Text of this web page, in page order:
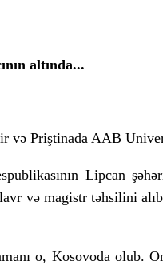
altında...
və Priştinada AAB
Lipcan
və magistr təhsilini
o, Kosovoda olub.